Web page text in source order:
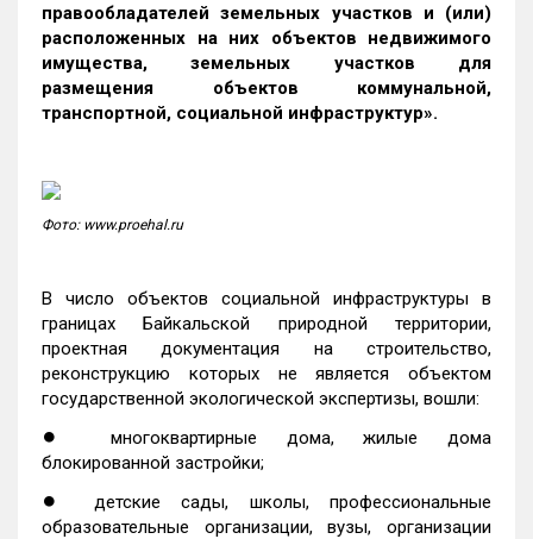
правообладателей земельных участков и (или)
расположенных на них объектов недвижимого
имущества, земельных участков для
размещения объектов коммунальной,
транспортной, социальной инфраструктур».
Фото: www.proehal.ru
В число объектов социальной инфраструктуры в
границах Байкальской природной территории,
проектная документация на строительство,
реконструкцию которых не является объектом
государственной экологической экспертизы, вошли:
●многоквартирные дома, жилые дома
блокированной застройки;
●
детские сады, школы, профессиональные
образовательные организации, вузы, организации